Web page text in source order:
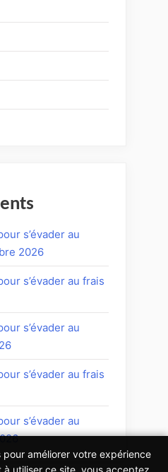
s’évader au
2026
s’évader au frais
s’évader au
s’évader au frais
s’évader au
améliorer votre expérience
utiliser ce site, vous acceptez